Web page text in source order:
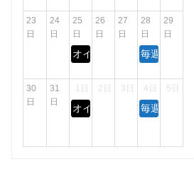
23
日
24
日
25
日
オイル交換【OLC】
26
日
27
日
28
日
毎週金曜日
29
日
30
日
31
日
1日
オイル交換【OLC】
2日 3日 4日
毎週金曜日
5日